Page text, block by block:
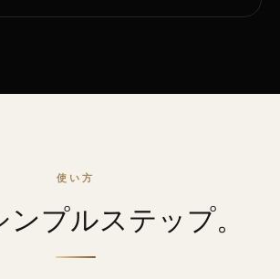
使い方
プルステップ。